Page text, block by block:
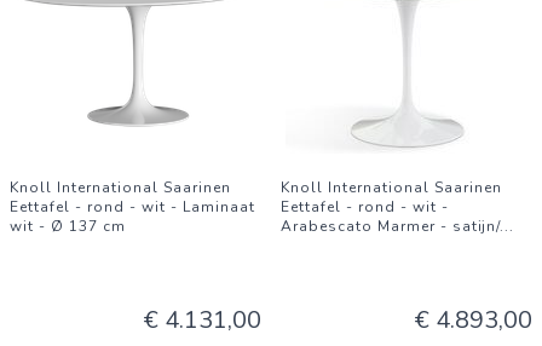
Knoll International Saarinen
Eettafel - rond - wit - Laminaat
wit - Ø 137 cm
€ 4.131,00
Knoll International Saarinen
Eettafel - rond - wit -
Arabescato Marmer - satijn/...
€ 4.893,00